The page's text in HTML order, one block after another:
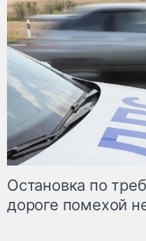
Остановка по
дороге помехой